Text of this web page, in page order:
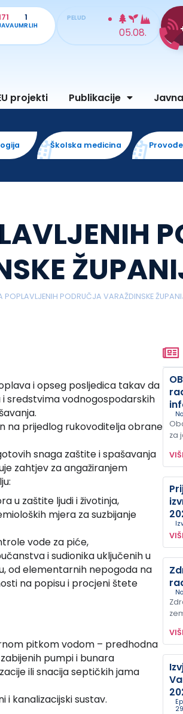
UMRLIH
1 PELUD
05.08.
projekti Publikacije
Školska medicina
POPLAVLJENIH PODRUČJA VARAŽDINSKE
i opseg posljedica takav da
sredstvima vodnogospodarskih
na prijedlog rukovoditelja obrane
snaga zaštite i spašavanja
zahtjev za angažiranjem
u zaštite ljudi i životinja,
mjera za suzbijanje
vode za piće,
i sudionika uključenih u
od elementarnih nepogoda na
na popisu i procjeni štete
pitkom vodom – predhodna
pumpi i bunara
ili snacija septičkih jama
i kanalizacijski sustav.
za